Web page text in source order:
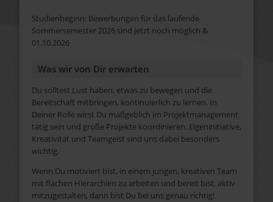
Studienbeginn: Bewerbungen für das laufende
Sommersemester 2026 sind jetzt noch möglich &
01.10.2026
Was wir von Dir erwarten
Du solltest Lust haben, etwas zu bewegen und die
Bereitschaft mitbringen, kontinuierlich zu lernen. In
Deiner Rolle wirst Du maßgeblich im Projektmanagement
tätig sein und große Projekte koordinieren. Eigeninitiative,
Kreativität und Teamgeist sind uns dabei besonders
wichtig.
Wenn Du motiviert bist, in einem jungen, kreativen Team
mit flachen Hierarchien zu arbeiten und bereit bist, aktiv
mitzugestalten, dann bist Du bei uns genau richtig!